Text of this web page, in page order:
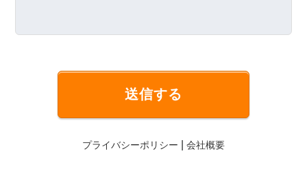
送信する
プライバシーポリシー 会社概要